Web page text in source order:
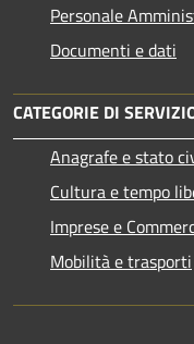
Personale
Documenti e dati
CATEGORIE DI
Anagrafe e stato
Cultura e tempo
Imprese e
Mobilità e trasporti